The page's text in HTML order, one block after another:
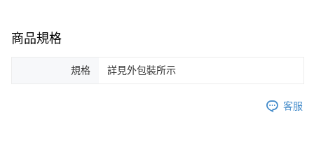
商品規格
規格 詳見外包裝所示
客服